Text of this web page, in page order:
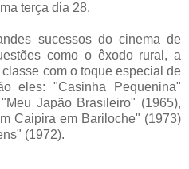
terça dia 28.
sucessos do cinema de
como o êxodo rural, a
com o toque especial de
eles: "Casinha Pequenina"
Japão Brasileiro" (1965),
Caipira em Bariloche" (1973)
(1972).